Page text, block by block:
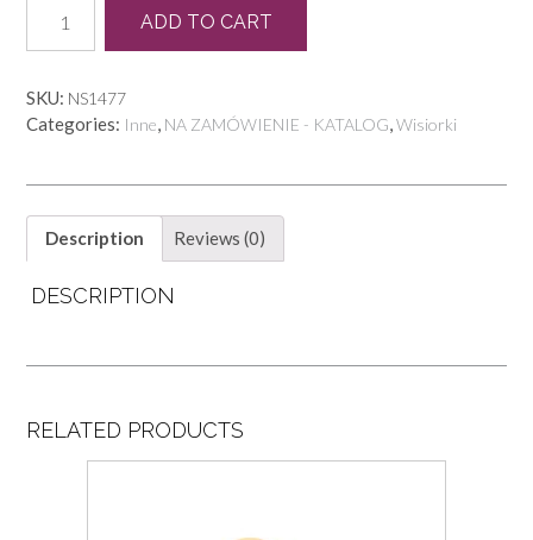
0040
W
ADD TO CART
SKU: NS1477
Categories: Inne, NA ZAMÓWIENIE - KATALOG,Wisiorki
Description Reviews (0)
DESCRIPTION
RELATED PRODUCTS